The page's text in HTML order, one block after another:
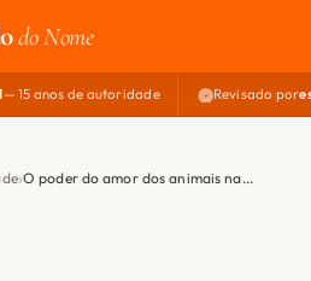
do Nome
— 15 anos de autoridade Revisado por
O poder do amor dos animais na...